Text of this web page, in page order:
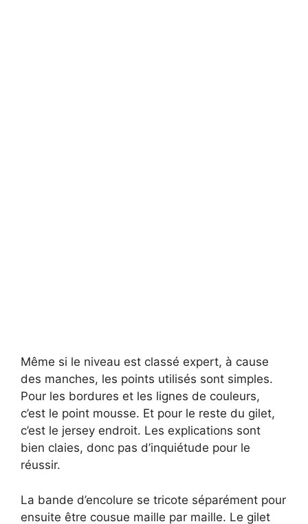
Même si le niveau est classé expert, à cause
des manches, les points utilisés sont simples.
Pour les bordures et les lignes de couleurs,
c’est le point mousse. Et pour le reste du gilet,
c’est le jersey endroit. Les explications sont
bien claies, donc pas d’inquiétude pour le
réussir.
La bande d’encolure se tricote séparément pour
ensuite être cousue maille par maille. Le gilet